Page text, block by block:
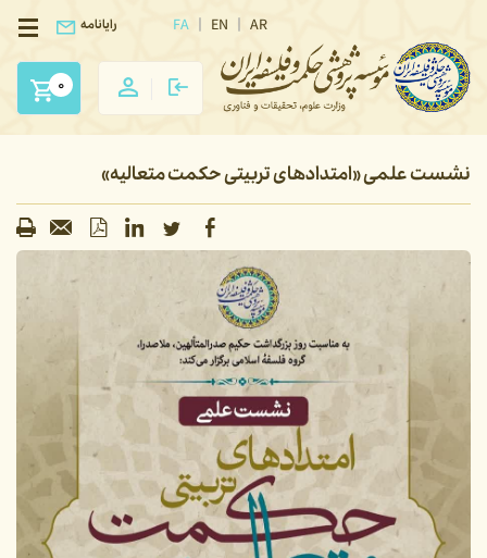
FA EN AR رایانامه
0
نشست علمی «امتدادهای تربیتی حکمت متعالیه»